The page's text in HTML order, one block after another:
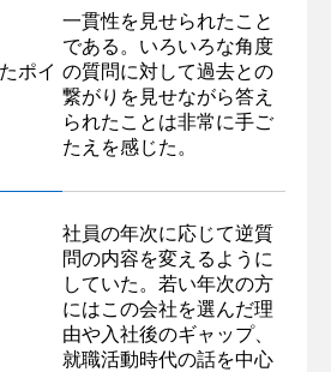
ポイ
一貫性を見せられたこと
である。いろいろな角度
の質問に対して過去との
繋がりを見せながら答え
られたことは非常に手ご
たえを感じた。
社員の年次に応じて逆質
問の内容を変えるように
していた。若い年次の方
にはこの会社を選んだ理
由や入社後のギャップ、
就職活動時代の話を中心